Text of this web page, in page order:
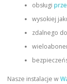
obsługi
wysokiej
zdalnego
Nasze instalacje w